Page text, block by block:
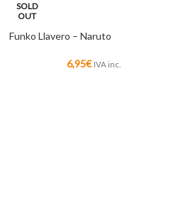
SOLD
OUT
Funko Llavero – Naruto
6,95€ IVA inc.